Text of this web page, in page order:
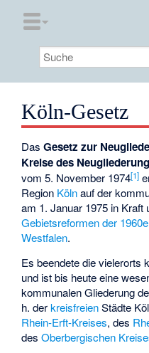
Köln-Gesetz
DasGesetz zur
Kreise des
vom 5. November 1974[1]
Region Kölnauf der
am 1. Januar 1975 in Kraft
Gebietsreformen der
Westfalen.
Es beendete die vielerorts
und ist bis heute eine
kommunalen Gliederung
h. derkreisfreienStädte
Rhein-Erft-Kreises, des
desOberbergischen